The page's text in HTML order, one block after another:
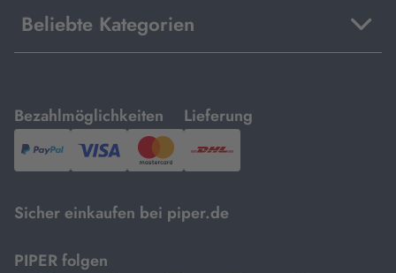
Beliebte Kategorien
Bezahlmöglichkeiten
mit
PayPal,Visa
und
Lieferung
mit
DHL.
Sicher einkaufen bei piper.de
PIPER folgen